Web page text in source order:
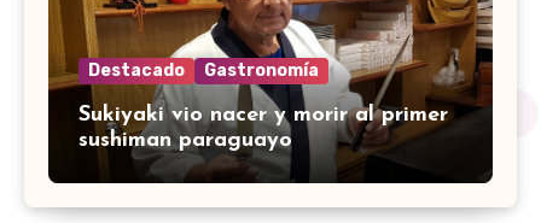
Destacado Gastronomía
Sukiyaki vio nacer y morir al primer
sushiman paraguayo